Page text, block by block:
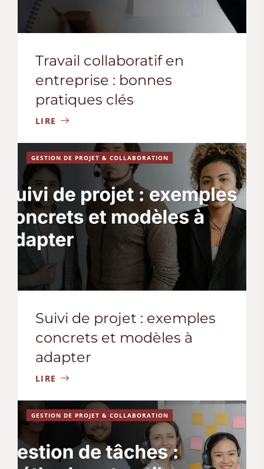
Travail collaboratif en
entreprise : bonnes
pratiques clés
LIRE
GESTION DE PROJET & COLLABORATION
Suivi de projet : exemples
concrets et modèles à
adapter
LIRE
GESTION DE PROJET & COLLABORATION